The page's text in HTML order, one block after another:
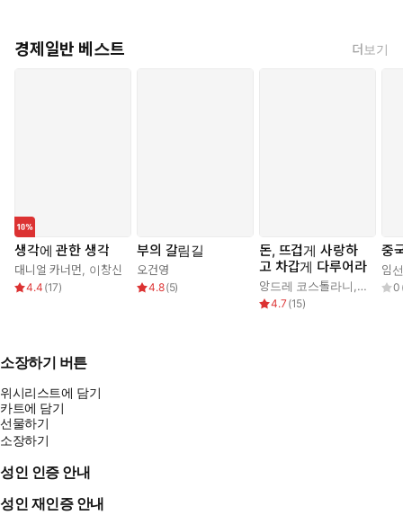
경제일반 베스트 더보기
생각에 관한 생각
대니얼 카너먼 이창신
4.4 (17)
부의 갈림길
오건영
4.8(5)
돈, 뜨겁게 사랑하
고 차갑게 다루어라
앙드레 코스톨라니 한윤진
4.7 (15)
중
임
0
소장하기 버튼
위시리스트에 담기
카트에 담기
선물하기
소장하기
성인 인증 안내
성인 재인증 안내